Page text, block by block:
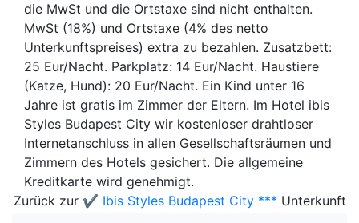
die MwSt und die Ortstaxe sind nicht enthalten.
MwSt (18%) und Ortstaxe (4% des netto
Unterkunftspreises) extra zu bezahlen. Zusatzbett:
25 Eur/Nacht. Parkplatz: 14 Eur/Nacht. Haustiere
(Katze, Hund): 20 Eur/Nacht. Ein Kind unter 16
Jahre ist gratis im Zimmer der Eltern. Im Hotel ibis
Styles Budapest City wir kostenloser drahtloser
Internetanschluss in allen Gesellschaftsräumen und
Zimmern des Hotels gesichert. Die allgemeine
Kreditkarte wird genehmigt.
Zurück zur ✔️ Ibis Styles Budapest City *** Unterkunft